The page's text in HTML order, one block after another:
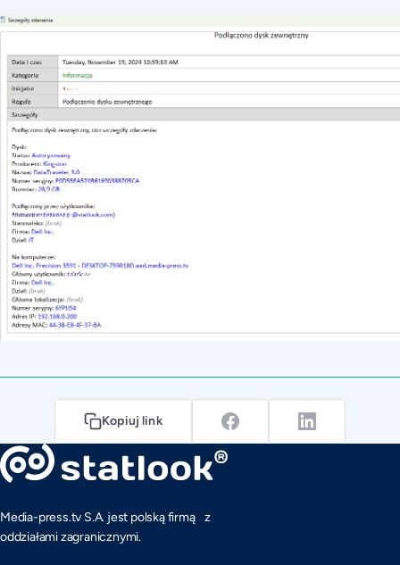
Kopiuj link
Media-press.tv S.A. jest polską firmą z
oddziałami zagranicznymi.